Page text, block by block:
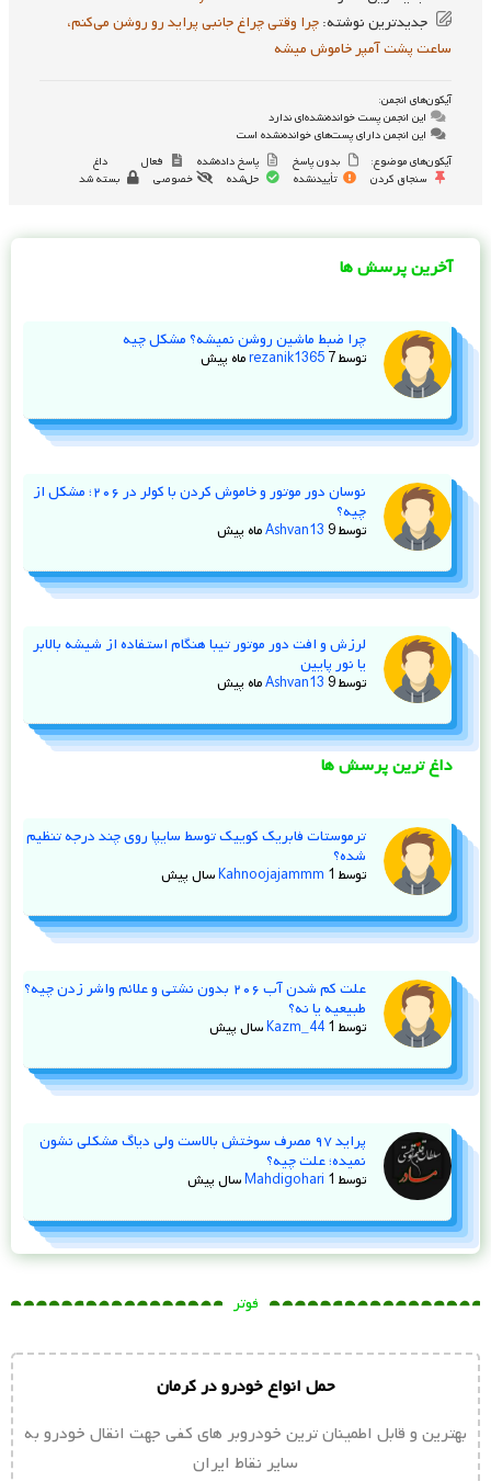
جدیدترین نوشته:چرا وقتی چراغ جانبی پراید رو روشن می‌کنم،
ساعت پشت آمپر خاموش میشه
آیکون‌های انجمن:
این انجمن پست خوانده‌نشده‌ای ندارد
این انجمن دارای پست‌های خوانده‌نشده است
آیکون‌های موضوع:
بدون پاسخ پاسخ داده‌شده فعال
داغ
سنجاق کردن
تأییدنشده حل‌شده خصوصی بسته شد
آخرین پرسش ها
چرا ضبط ماشین روشن نمیشه؟ مشکل چیه
توسط rezanik1365 7 ماه پیش
نوسان دور موتور و خاموش کردن با کولر در ۲۰۶؛ مشکل از
چیه؟
توسط Ashvan13 9 ماه پیش
لرزش و افت دور موتور تیبا هنگام استفاده از شیشه‌ بالابر
یا نور پایین
توسط Ashvan13 9 ماه پیش
داغ ترین پرسش ها
ترموستات فابریک کوییک توسط سایپا روی چند درجه تنظیم
شده؟
توسط Kahnoojajammm 1 سال پیش
علت کم شدن آب ۲۰۶ بدون نشتی و علائم واشر زدن چیه؟
طبیعیه یا نه؟
توسط Kazm_44 1 سال پیش
پراید ۹۷ مصرف سوختش بالاست ولی دیاگ مشکلی نشون
نمیده؛ علت چیه؟
توسط Mahdigohari 1 سال پیش
فوتر
حمل انواع خودرو در کرمان
بهترین و قابل اطمینان ترین خودروبر های کفی جهت انقال خودرو به
سایر نقاط ایران